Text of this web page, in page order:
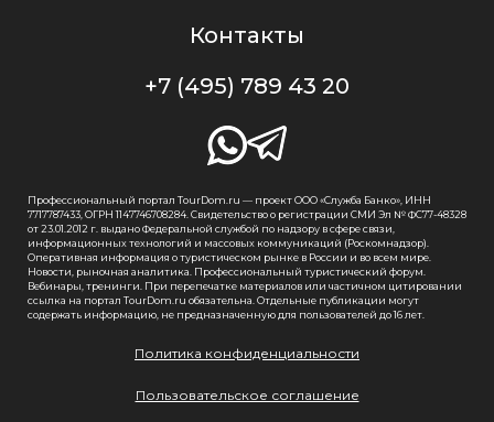
Контакты
+7 (495) 789 43 20
Профессиональный портал TourDom.ru — проект ООО «Служба Банко», ИНН
7717787433, ОГРН 1147746708284. Свидетельство о регистрации СМИ Эл № ФС77-48328
от 23.01.2012 г. выдано Федеральной службой по надзору в сфере связи,
информационных технологий и массовых коммуникаций (Роскомнадзор).
Оперативная информация о туристическом рынке в России и во всем мире.
Новости, рыночная аналитика. Профессиональный туристический форум.
Вебинары, тренинги. При перепечатке материалов или частичном цитировании
ссылка на портал TourDom.ru обязательна. Отдельные публикации могут
содержать информацию, не предназначенную для пользователей до 16 лет.
Политика конфиденциальности
Пользовательское соглашение